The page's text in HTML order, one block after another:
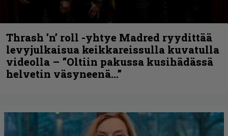
Thrash ’n’ roll -yhtye Madred ryydittää
levyjulkaisua keikkareissulla kuvatulla
videolla – ”Oltiin pakussa kusihädässä
helvetin väsyneenä…”